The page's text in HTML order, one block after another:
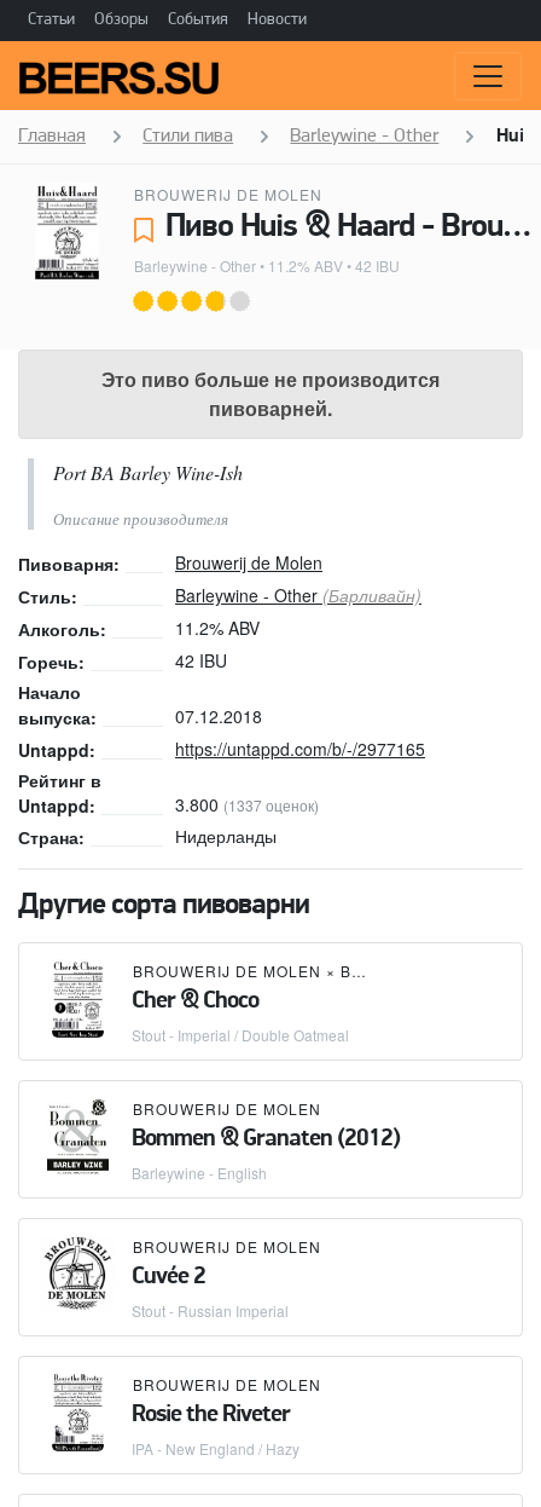
Статьи Обзоры События Новости
Главная Стили пива Barleywine - Other Huis
BROUWERIJ DE MOLEN
Пиво Huis & Haard - Brouwerij de Molen
Barleywine - Other• 11.2% ABV • 42 IBU
Это пиво больше не производится
пивоварней.
Port BA Barley Wine-Ish
Описание производителя
Пивоварня:
Brouwerij de Molen
Стиль:
Barleywine - Other (Барливайн)
Алкоголь:
11.2% ABV
Горечь:
42 IBU
Начало
выпуска:
07.12.2018
Untappd:
https://untappd.com/b/-/2977165
Рейтинг в
Untappd:
3.800 (1337 оценок)
Страна: Нидерланды
Другие сорта пивоварни
BROUWERIJ DE MOLEN × BRUSSELS BEER PROJECT
Cher & Choco
Stout - Imperial / Double Oatmeal
BROUWERIJ DE MOLEN
Bommen & Granaten (2012)
Barleywine - English
BROUWERIJ DE MOLEN
Cuvée 2
Stout - Russian Imperial
BROUWERIJ DE MOLEN
Rosie the Riveter
IPA - New England / Hazy